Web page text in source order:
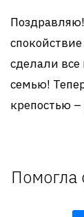
сделали все
семью!
крепостью
Помогла